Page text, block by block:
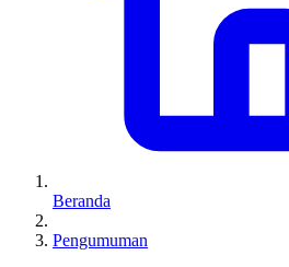
Beranda
Pengumuman